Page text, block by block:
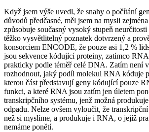
Když jsem výše uvedl, že snahy o počítání
důvodů předčasné, měl jsem na mysli
způsobuje současný vysoký stupeň
těžko vysvětlitelný poznatek dotvrzený a
konsorciem ENCODE, že pouze asi 1,2 %
jsou sekvence kódující proteiny, zatímco
prakticky podle téměř celé DNA. Zatím není
rozhodnout, jaký podíl molekul RNA kóduje
kterou část představují geny kódující pouze
funkci, a které RNA jsou zatím jen úletem
transkripčního systému, jenž možná
odpadu. Nelze ovšem vyloučit, že
než si myslíme, a produkuje i RNA, o jejíž
nemáme ponětí.